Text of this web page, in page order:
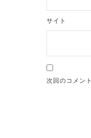
サイト
次回のコメン